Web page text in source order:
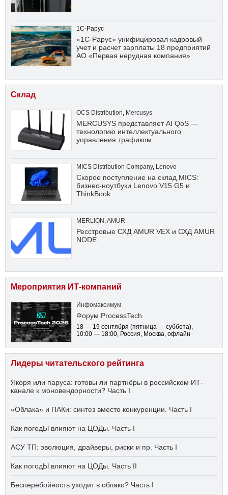
1С-Рарус
«1С-Рарус» унифицировал кадровый
учет и расчет зарплаты 18 предприятий
АО «Первая нерудная компания»
Склад
OCS Distribution, Mercusys
MERCUSYS представляет AI QoS —
технологию интеллектуального
управления трафиком
MICS Distribution Company, Lenovo
Скорое поступление на склад MICS:
бизнес-ноутбуки Lenovo V15 G5 и
ThinkBook
MERLION ,AMUR
Ресстровые СХД AMUR VEX и СХД AMUR
NODE
Мероприятия ИТ-компаний
Инфомаксимум
Форум ProcessTech
18 — 19 сентября (пятница — суббота),
10:00 — 18:00, Россия, Москва, офлайн
Лидеры читательского рейтинга
Якоря или паруса: готовы ли партнёры в российском ИТ-
канале к моновендорности? Часть I
«Облака» и ПАКи: синтез вместо конкуренции. Часть I
Как погодЫ влияют на ЦОДы. Часть I
АСУ ТП: эволюция, драйверы, риски и пр. Часть I
Как погодЫ влияют на ЦОДы. Часть II
Бесперебойность уходит в облако? Часть I